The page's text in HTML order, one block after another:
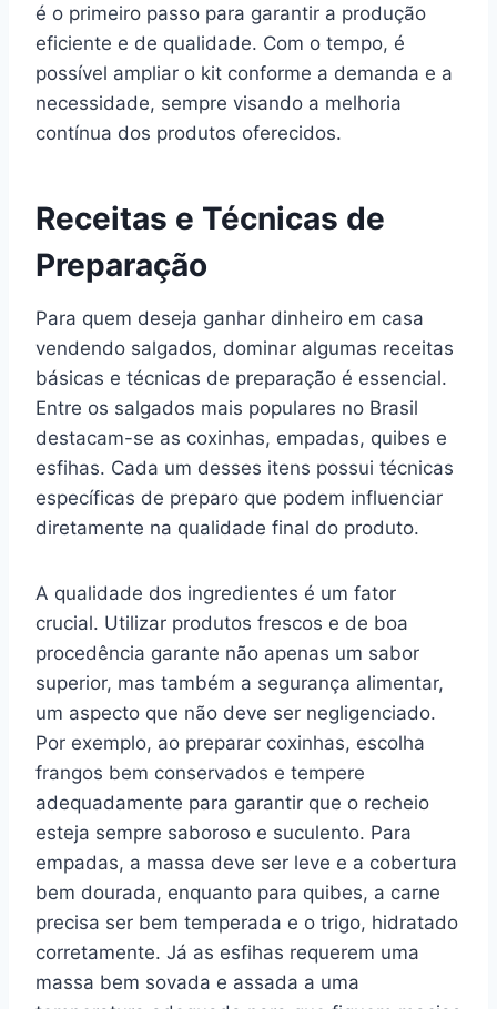
é o primeiro passo para garantir a produção
eficiente e de qualidade. Com o tempo, é
possível ampliar o kit conforme a demanda e a
necessidade, sempre visando a melhoria
contínua dos produtos oferecidos.
Receitas e Técnicas de
Preparação
Para quem deseja ganhar dinheiro em casa
vendendo salgados, dominar algumas receitas
básicas e técnicas de preparação é essencial.
Entre os salgados mais populares no Brasil
destacam-se as coxinhas, empadas, quibes e
esfihas. Cada um desses itens possui técnicas
específicas de preparo que podem influenciar
diretamente na qualidade final do produto.
A qualidade dos ingredientes é um fator
crucial. Utilizar produtos frescos e de boa
procedência garante não apenas um sabor
superior, mas também a segurança alimentar,
um aspecto que não deve ser negligenciado.
Por exemplo, ao preparar coxinhas, escolha
frangos bem conservados e tempere
adequadamente para garantir que o recheio
esteja sempre saboroso e suculento. Para
empadas, a massa deve ser leve e a cobertura
bem dourada, enquanto para quibes, a carne
precisa ser bem temperada e o trigo, hidratado
corretamente. Já as esfihas requerem uma
massa bem sovada e assada a uma